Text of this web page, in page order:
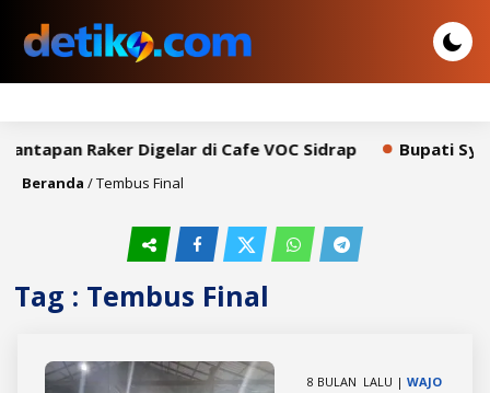
Raker Digelar di Cafe VOC Sidrap Bupati
Beranda /Tembus Final
Tag : Tembus Final
8 BULAN LALU | WAJO